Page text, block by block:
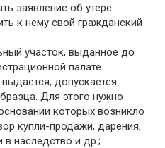
заявление об утере
к нему свой гражданский
участок, выданное до
палате.
допускается
Для этого нужно
которых возникло
купли-продажи, дарения,
в наследство и др.;